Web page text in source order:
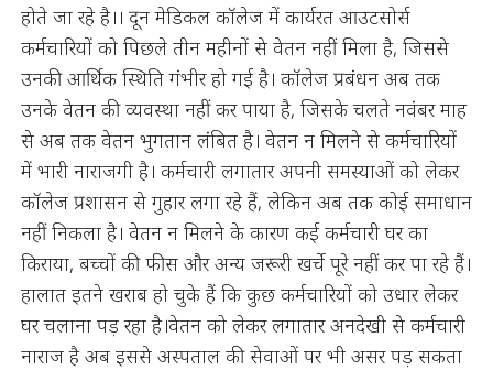
होते जा रहे है।। दून मेडिकल कॉलेज में कार्यरत आउटसोर्स
कर्मचारियों को पिछले तीन महीनों से वेतन नहीं मिला है, जिससे
उनकी आर्थिक स्थिति गंभीर हो गई है। कॉलेज प्रबंधन अब तक
उनके वेतन की व्यवस्था नहीं कर पाया है, जिसके चलते नवंबर माह
से अब तक वेतन भुगतान लंबित है। वेतन न मिलने से कर्मचारियों
में भारी नाराजगी है। कर्मचारी लगातार अपनी समस्याओं को लेकर
कॉलेज प्रशासन से गुहार लगा रहे हैं, लेकिन अब तक कोई समाधान
नहीं निकला है। वेतन न मिलने के कारण कई कर्मचारी घर का
किराया, बच्चों की फीस और अन्य जरूरी खर्चे पूरे नहीं कर पा रहे हैं।
हालात इतने खराब हो चुके हैं कि कुछ कर्मचारियों को उधार लेकर
घर चलाना पड़ रहा है।वेतन को लेकर लगातार अनदेखी से कर्मचारी
नाराज है अब इससे अस्पताल की सेवाओं पर भी असर पड़ सकता